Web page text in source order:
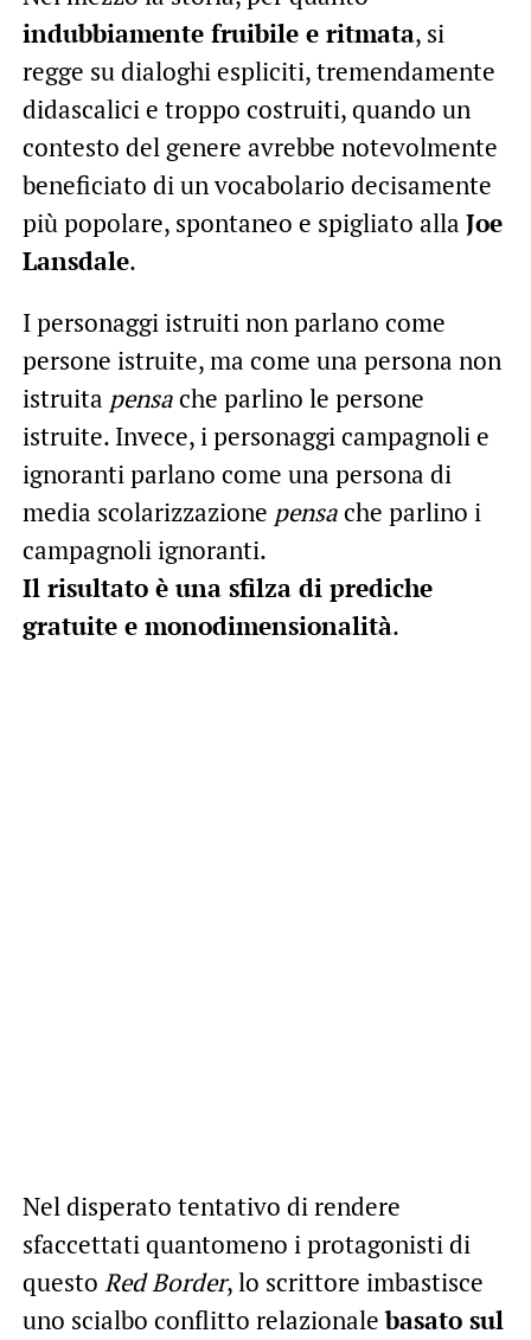
indubbiamente fruibile e ritmata, si
regge su dialoghi espliciti, tremendamente
didascalici e troppo costruiti, quando un
contesto del genere avrebbe notevolmente
beneficiato di un vocabolario decisamente
più popolare, spontaneo e spigliato alla Joe
Lansdale.
I personaggi istruiti non parlano come
persone istruite, ma come una persona non
istruita pensache parlino le persone
istruite. Invece, i personaggi campagnoli e
ignoranti parlano come una persona di
media scolarizzazione pensache parlino i
campagnoli ignoranti.
Il risultato è una sfilza di prediche
gratuite e monodimensionalità.
Nel disperato tentativo di rendere
sfaccettati quantomeno i protagonisti di
questo Red Border, lo scrittore imbastisce
uno scialbo conflitto relazionalebasato sul